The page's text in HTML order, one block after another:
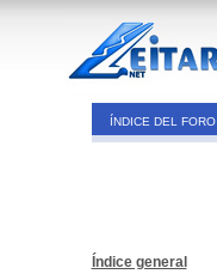
ÍNDICE DEL FORO
Índice general